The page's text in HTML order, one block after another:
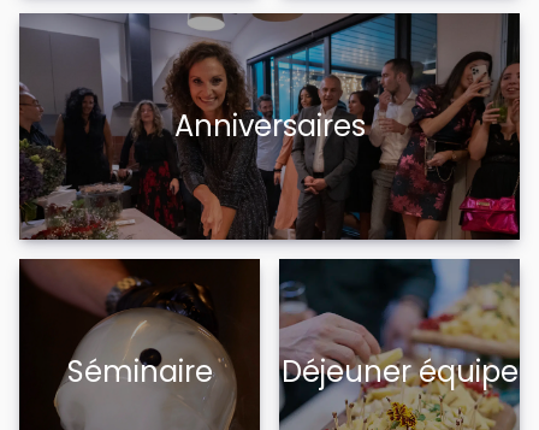
Anniversaires
Séminaire Déjeuner équipe